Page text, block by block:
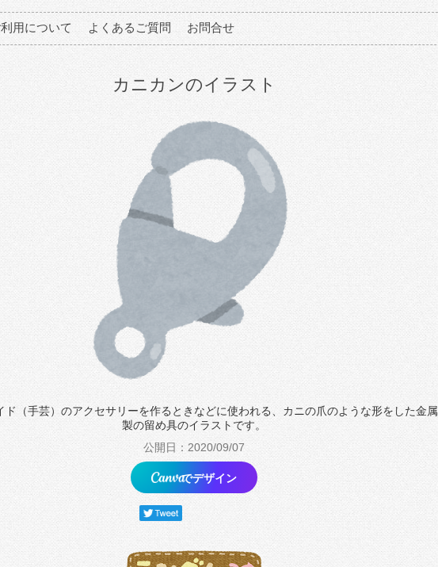
用について よくあるご質問 お問合せ
カニカンのイラスト
ド（手芸）のアクセサリーを作るときなどに使われる、カニの爪のような形をした金属
製の留め具のイラストです。
公開日：2020/09/07
でデザイン